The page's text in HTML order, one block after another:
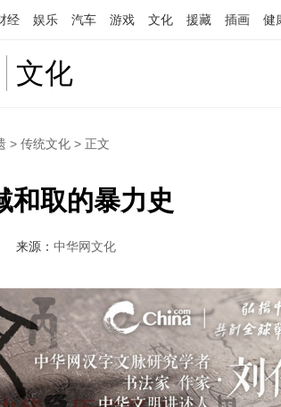
经 娱乐 汽车 游戏 文化 援藏 插画 健
文化
> 传统文化 > 正文
和取的暴力史
来源： 中华网文化